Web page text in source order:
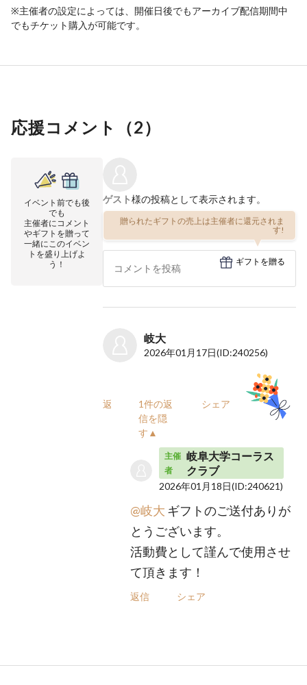
※主催者の設定によっては、開催日後でもアーカイブ配信期間中
でもチケット購入が可能です。
応援コメント（2）
イベント前でも後
でも
主催者にコメント
やギフトを贈って
一緒にこのイベン
トを盛り上げよ
う！
ゲスト様の投稿として表示されます。
贈られたギフトの売上は主催者に還元されま
す!
ギフトを贈る
岐大
2026年01月17日(ID:240256)
1件の返
信を隠
す▲
シェア
主催
者
岐阜大学コーラス
クラブ
2026年01月18日(ID:240621)
@岐大 ギフトのご送付ありが
とうございます。
活動費として謹んで使用させ
て頂きます！
返信 シェア